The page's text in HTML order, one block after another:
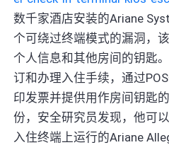
数千家酒店安装的Ariane
个可绕过终端模式的漏洞，
个人信息和其他房间的钥匙
订和办理入住手续，通过
印发票并提供用作房间钥匙
份，安全研究员发现，他可
入住终端上运行的Ariane